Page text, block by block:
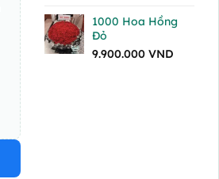
1000 Hoa Hồng
Đỏ
9.900.000VND